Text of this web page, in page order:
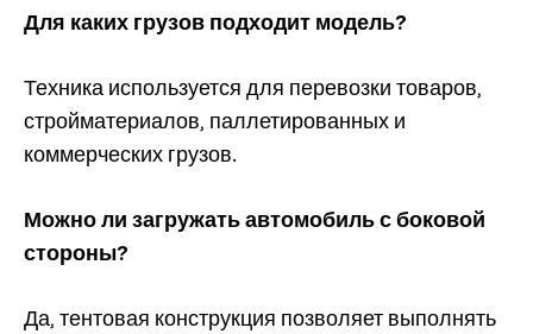
Для каких грузов подходит модель?
Техника используется для перевозки товаров,
стройматериалов, паллетированных и
коммерческих грузов.
Можно ли загружать автомобиль с боковой
стороны?
Да, тентовая конструкция позволяет выполнять